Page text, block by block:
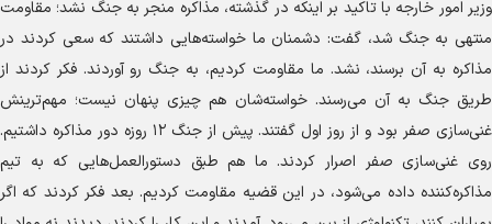
وزیر امور خارجه با تاکید بر اینکه در گذشته، مذاکره منجر به جنگ نشد؛ مقاومت
منتهی به جنگ شد، گفت: دشمنان ما خواسته‌هایی داشتند که سعی کردند در
مذاکره به آن برسند، نشد. ما مقاومت کردیم، به جنگ رو آوردند. فکر کردند از
طریق جنگ به آن می‌رسند. خواسته‌شان هم چیزی پنهان نیست؛ مهم‌ترینش
غنی‌سازی صفر بود و از روز اول گفتند. پیش از جنگ ۱۲ روزه دور مذاکره داشتیم.
روی غنی‌سازی صفر اصرار کردند. ما هم طبق دستورالعمل‌هایی که به تیم
مذاکره‌کننده داده می‌شود، در این قضیه مقاومت کردیم. بعد فکر کردند که اگر